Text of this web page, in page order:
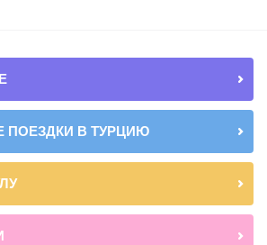
ПОЕЗДКИ В ТУРЦИЮ